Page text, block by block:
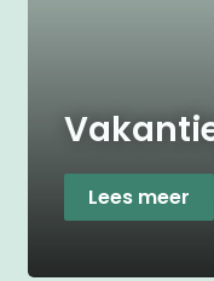
Lees meer